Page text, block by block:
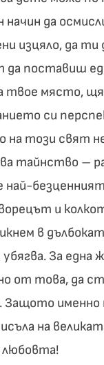
начин да
изцяло, да ти
поставиш
твое място,
си
на този свят
тайнство –
най-
и
в
За една
от това, да
Защото
на